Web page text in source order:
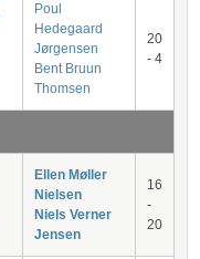
Poul
Hedegaard
Jørgensen
Bent Bruun
Thomsen
20
- 4
Ellen Møller
Nielsen
Niels Verner
Jensen
16
-
20